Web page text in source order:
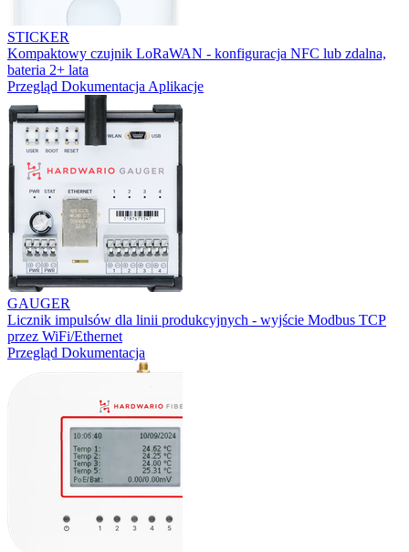
STICKER
Kompaktowy czujnik LoRaWAN - konfiguracja NFC lub zdalna,
bateria 2+ lata
Przegląd Dokumentacja Aplikacje
GAUGER
Licznik impulsów dla linii produkcyjnych - wyjście Modbus TCP
przez WiFi/Ethernet
Przegląd Dokumentacja